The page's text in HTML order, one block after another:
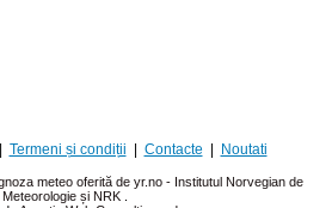
Termeni și condiții Contacte Noutati
meteo oferită de yr.no - Institutul Norvegian de
Meteorologie și NRK